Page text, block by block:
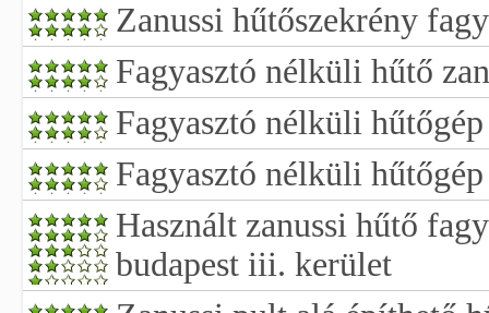
Zanussi hűtőszekrény
Fagyasztó nélküli hűtő
Fagyasztó nélküli hűtőgép
Fagyasztó nélküli hűtőgép
Használt zanussi hűtő
budapest iii. kerület